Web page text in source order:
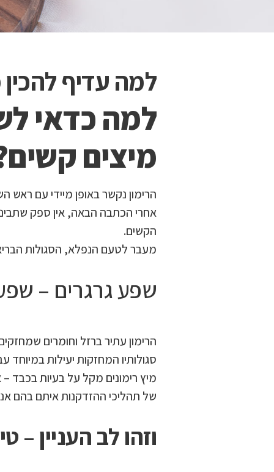
למה עדיף
למה כדאי
מיצים
הרימון נקשר באופן מיידי עם ראש
אחרי הכתבה הבאה, אין ספק
הקשים.
מעבר לטעם הנפלא, הסגולות
שפע גרגרים –
הרימון עתיר ברזל וחומרים
סגולותיו המחזקות יעילות
מיץ רימונים מקל על בעיות בכבד –
של תהליכי ההזדקנות איתם בהם
וזהו לב העניין –